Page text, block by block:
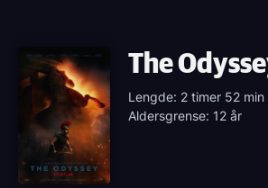
The
Lengde: 2 timer 52 min
Aldersgrense: 12 år